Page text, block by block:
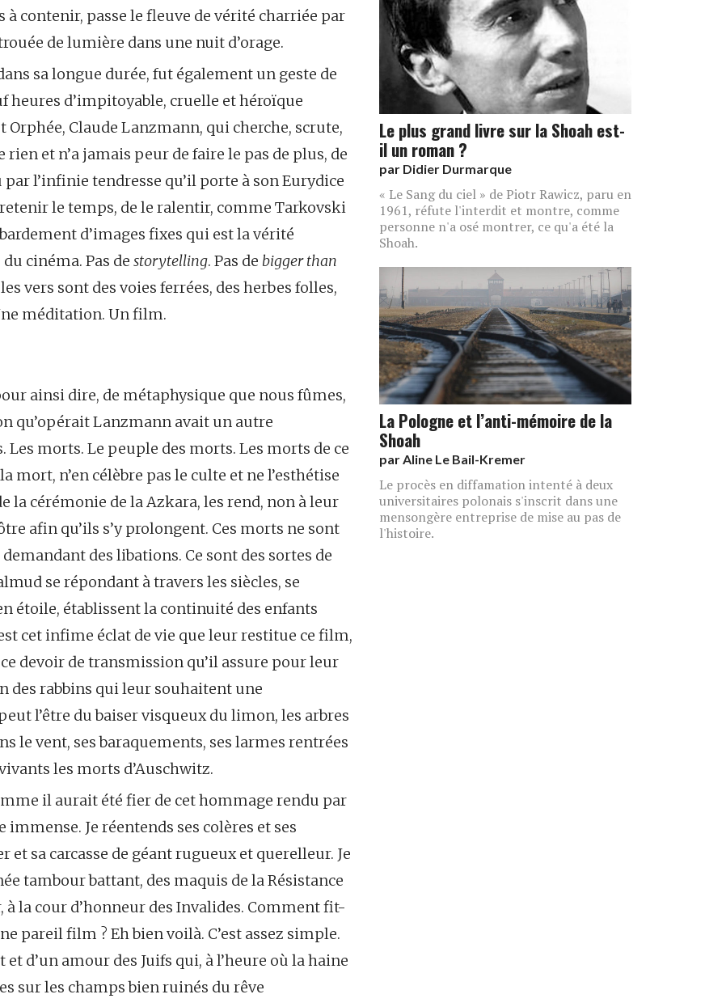
contenir, passe le fleuve de vérité charriée par
de lumière dans une nuit d’orage.
sa longue durée, fut également un geste de
heures d’impitoyable, cruelle et héroïque
Orphée, Claude Lanzmann, qui cherche, scrute,
rien et n’a jamais peur de faire le pas de plus, de
l’infinie tendresse qu’il porte à son Eurydice
le temps, de le ralentir, comme Tarkovski
d’images fixes qui est la vérité
cinéma. Pas de storytelling. Pas de bigger than
vers sont des voies ferrées, des herbes folles,
méditation. Un film.
ainsi dire, de métaphysique que nous fûmes,
qu’opérait Lanzmann avait un autre
morts. Le peuple des morts. Les morts de ce
mort, n’en célèbre pas le culte et ne l’esthétise
la cérémonie de la Azkara, les rend, non à leur
afin qu’ils s’y prolongent. Ces morts ne sont
des libations. Ce sont des sortes de
se répondant à travers les siècles, se
étoile, établissent la continuité des enfants
cet infime éclat de vie que leur restitue ce film,
devoir de transmission qu’il assure pour leur
des rabbins qui leur souhaitent une
l’être du baiser visqueux du limon, les arbres
le vent, ses baraquements, ses larmes rentrées
les morts d’Auschwitz.
il aurait été fier de cet hommage rendu par
Je réentends ses colères et ses
et sa carcasse de géant rugueux et querelleur. Je
tambour battant, des maquis de la Résistance
la cour d’honneur des Invalides. Comment fit-
pareil film ? Eh bien voilà. C’est assez simple.
d’un amour des Juifs qui, à l’heure où la haine
sur les champs bien ruinés du rêve
Le plus grand livre sur la Shoah est-
il un roman ?
par Didier Durmarque
« Le Sang du ciel » de Piotr Rawicz, paru en
1961, réfute l'interdit et montre, comme
personne n'a osé montrer, ce qu'a été la
Shoah.
La Pologne et l’anti-mémoire de la
Shoah
par Aline Le Bail-Kremer
Le procès en diffamation intenté à deux
universitaires polonais s'inscrit dans une
mensongère entreprise de mise au pas de
l'histoire.